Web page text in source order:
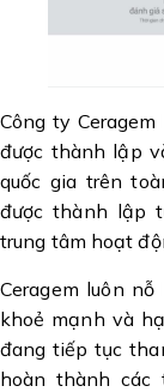
Công ty
được thành lập
quốc gia trên
được thành lập
trung tâm hoạt
Ceragem luôn
khoẻ mạnh và
đang tiếp tục
hoàn thành các